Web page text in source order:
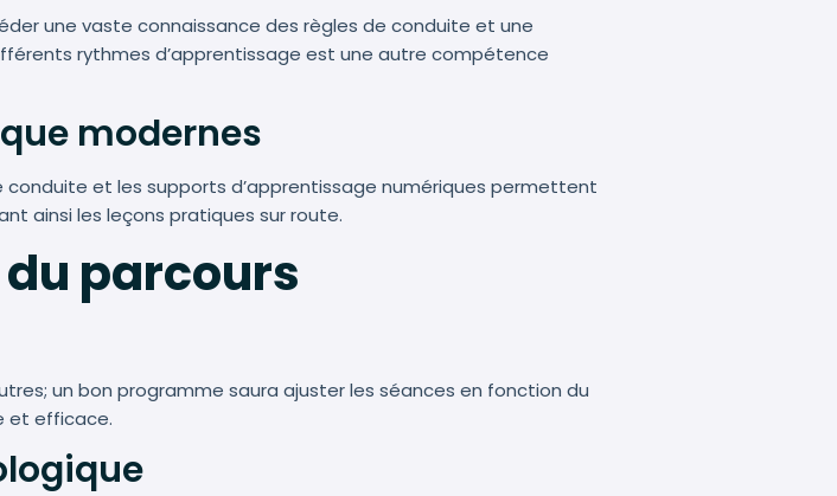
une vaste connaissance des règles de conduite et une
rythmes d’apprentissage est une autre compétence
modernes
et les supports d’apprentissage numériques permettent
ainsi les leçons pratiques sur route.
parcours
un bon programme saura ajuster les séances en fonction du
et efficace.